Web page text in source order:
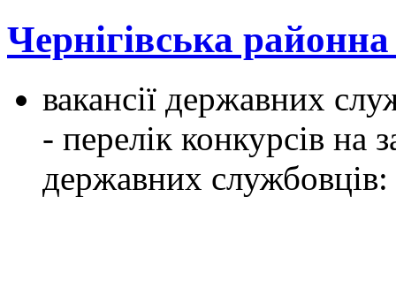
Чернігівська
вакансії державних
- перелік конкурсів на
державних службовців: